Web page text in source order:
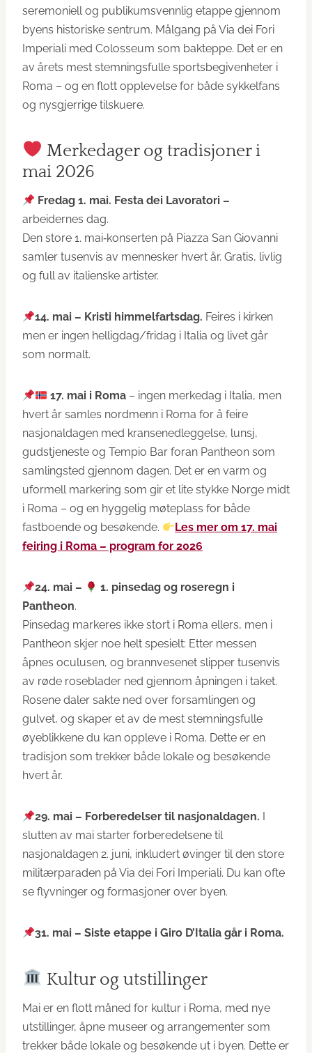
seremoniell og publikumsvennlig etappe gjennom
byens historiske sentrum. Målgang på Via dei Fori
Imperiali med Colosseum som bakteppe. Det er en
av årets mest stemningsfulle sportsbegivenheter i
Roma – og en flott opplevelse for både sykkelfans
og nysgjerrige tilskuere.
Merkedager og tradisjoner i
mai 2026
Fredag 1. mai. Festa dei Lavoratori –
arbeidernes dag.
Den store 1. mai‑konserten på Piazza San Giovanni
samler tusenvis av mennesker hvert år. Gratis, livlig
og full av italienske artister.
14. mai – Kristi himmelfartsdag. Feires i kirken
men er ingen helligdag/fridag i Italia og livet går
som normalt.
17. mai i Roma – ingen merkedag i Italia, men
hvert år samles nordmenn i Roma for å feire
nasjonaldagen med kransenedleggelse, lunsj,
gudstjeneste og Tempio Bar foran Pantheon som
samlingsted gjennom dagen. Det er en varm og
uformell markering som gir et lite stykke Norge midt
i Roma – og en hyggelig møteplass for både
fastboende og besøkende.
Les mer om 17. mai
feiring i Roma – program for 2026
24. mai –
1. pinsedag og roseregn i
Pantheon.
Pinsedag markeres ikke stort i Roma ellers, men i
Pantheon skjer noe helt spesielt: Etter messen
åpnes oculusen, og brannvesenet slipper tusenvis
av røde roseblader ned gjennom åpningen i taket.
Rosene daler sakte ned over forsamlingen og
gulvet, og skaper et av de mest stemningsfulle
øyeblikkene du kan oppleve i Roma. Dette er en
tradisjon som trekker både lokale og besøkende
hvert år.
29. mai – Forberedelser til nasjonaldagen.
slutten av mai starter forberedelsene til
nasjonaldagen 2. juni, inkludert øvinger til den store
militærparaden på Via dei Fori Imperiali. Du kan ofte
se flyvninger og formasjoner over byen.
31. mai – Siste etappe i Giro D’Italia går i Roma.
Kultur og utstillinger
Mai er en flott måned for kultur i Roma, med nye
utstillinger, åpne museer og arrangementer som
trekker både lokale og besøkende ut i byen. Dette er